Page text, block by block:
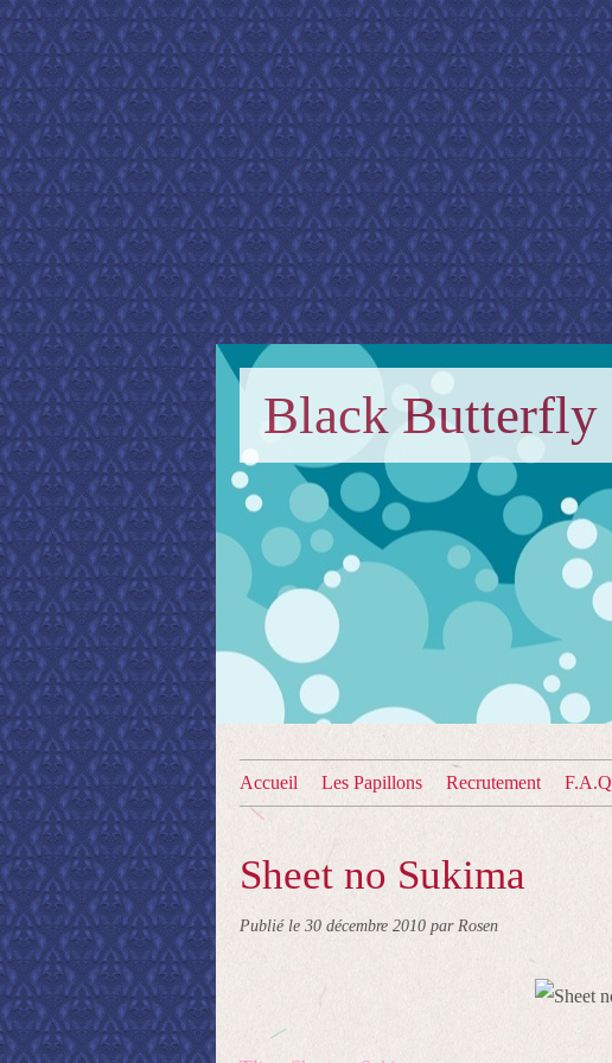
Black Butterfly
Accueil Les Papillons Recrutement F.A.Q
Sheet no Sukima
Publié le 30 décembre 2010 par Rosen